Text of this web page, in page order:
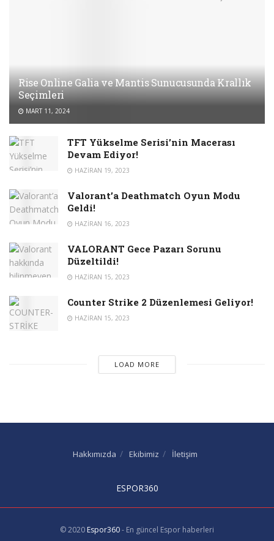
Rise Online Galia ve Mantis Sunucusunda Krallık
Seçimleri
MART 11, 2024
TFT Yükselme Serisi’nin Macerası
Devam Ediyor!
HAZIRAN 19, 2023
Valorant’a Deathmatch Oyun Modu
Geldi!
HAZIRAN 16, 2023
VALORANT Gece Pazarı Sorunu
Düzeltildi!
HAZIRAN 15, 2023
Counter Strike 2 Düzenlemesi Geliyor!
HAZIRAN 15, 2023
LOAD MORE
Hakkımızda Ekibimiz İletişim
ESPOR360
© 2020 Espor360- En güncel Espor haberleri